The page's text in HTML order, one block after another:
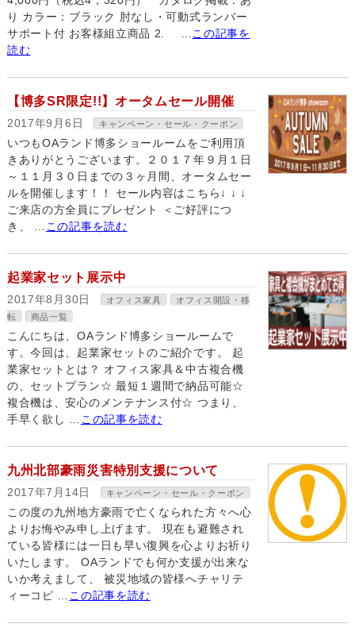
り カラー：ブラック 肘なし・可動式ランバー
サポート付 お客様組立商品 2. …
この記事を
読む
【博多SR限定!!】オータムセール開催
2017年9月6日 キャンペーン・セール・クーポン
いつもOAランド博多ショールームをご利用頂
きありがとうございます。２０１７年９月１日
～１１月３０日までの３ヶ月間、オータムセー
ルを開催します！！ セール内容はこちら↓ ↓ ↓
ご来店の方全員にプレゼント ＜ご好評につ
き、 …
この記事を読む
起業家セット展示中
2017年8月30日 オフィス家具
オフィス開設・移
転
商品一覧
こんにちは、OAランド博多ショールームで
す。今回は、起業家セットのご紹介です。 起
業家セットとは？ オフィス家具＆中古複合機
の、セットプラン☆ 最短１週間で納品可能☆
複合機は、安心のメンテナンス付☆ つまり、
手早く欲し …
この記事を読む
九州北部豪雨災害特別支援について
2017年7月14日 キャンペーン・セール・クーポン
この度の九州地方豪雨で亡くなられた方々へ心
よりお悔やみ申し上げます。 現在も避難され
ている皆様には一日も早い復興を心よりお祈り
いたします。 OAランドでも何か支援が出来な
いか考えまして、 被災地域の皆様へチャリテ
ィーコピ …
この記事を読む